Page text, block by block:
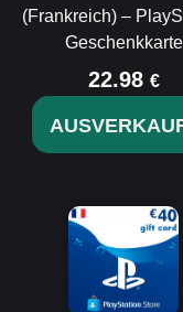
(Frankreich) –
Geschenkkarte
22.98 €